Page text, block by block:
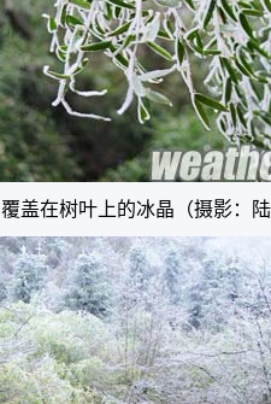
覆盖在树叶上的冰晶（摄影：